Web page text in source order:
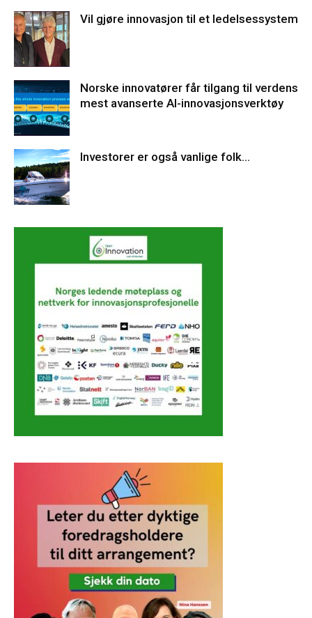
Vil gjøre innovasjon til et ledelsessystem
Norske innovatører får tilgang til verdens
mest avanserte AI-innovasjonsverktøy
Investorer er også vanlige folk…